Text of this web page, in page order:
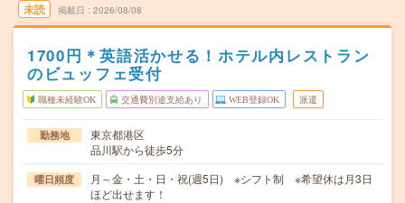
未読 掲載日 2026/08/08
1700円＊英語活かせる！ホテル内レストラン
のビュッフェ受付
職種未経験OK 交通費別途支給あり WEB登録OK 派遣
勤務地
東京都港区
品川駅から徒歩5分
曜日頻度
月～金・土・日・祝(週5日) ※シフト制 ※希望休は月3日
ほど出せます！